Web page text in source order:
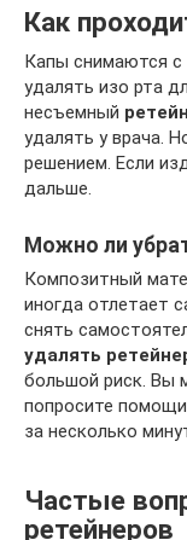
Как
Капы снимаются с
удалять изо рта
несъемный
удалять у врача.
решением. Если
дальше.
Можно ли
Композитный
иногда отлетает
снять
удалять
большой риск. Вы
попросите
за несколько
Частые
ретейнеров